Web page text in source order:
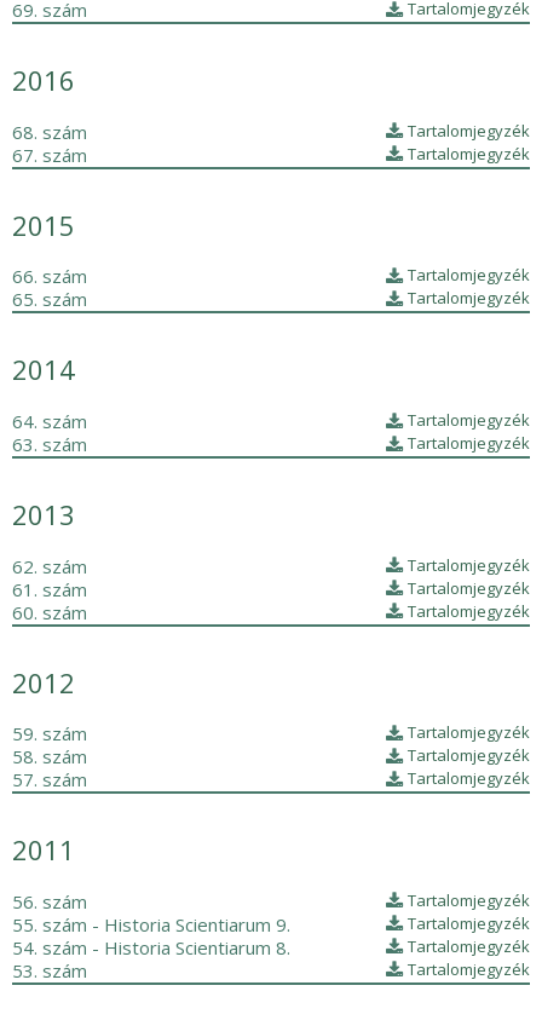
69. szám Tartalomjegyzék
2016
68. szám Tartalomjegyzék
67. szám Tartalomjegyzék
2015
66. szám Tartalomjegyzék
65. szám Tartalomjegyzék
2014
64. szám Tartalomjegyzék
63. szám Tartalomjegyzék
2013
62. szám Tartalomjegyzék
61. szám Tartalomjegyzék
60. szám Tartalomjegyzék
2012
59. szám Tartalomjegyzék
58. szám Tartalomjegyzék
57. szám Tartalomjegyzék
2011
56. szám Tartalomjegyzék
55. szám - Historia Scientiarum 9. Tartalomjegyzék
54. szám - Historia Scientiarum 8. Tartalomjegyzék
53. szám Tartalomjegyzék